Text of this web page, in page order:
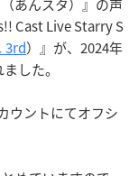
（あんスタ）』の声
Cast Live Starry S
3rd）』が、2024年
した。
ウントにてオフシ